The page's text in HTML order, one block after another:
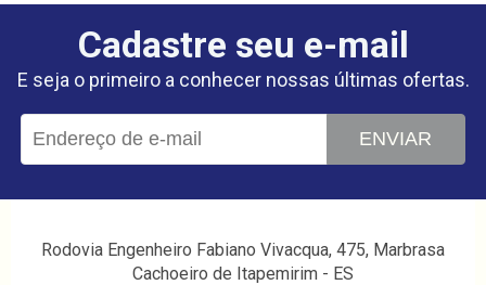
Cadastre seu e-mail
E seja o primeiro a conhecer nossas últimas ofertas.
ENVIAR
Rodovia Engenheiro Fabiano Vivacqua, 475, Marbrasa
Cachoeiro de Itapemirim - ES